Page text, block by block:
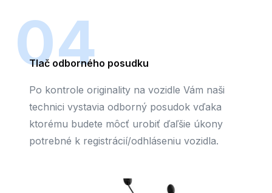
04
Tlač odborného posudku
Po kontrole originality na vozidle Vám naši
technici vystavia odborný posudok vďaka
ktorému budete môcť urobiť ďaľšie úkony
potrebné k registrácií/odhláseniu vozidla.